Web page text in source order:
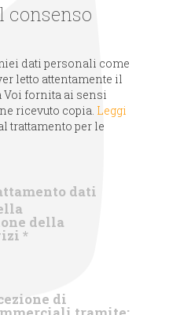
consenso
dati personali come
letto attentamente il
fornita ai sensi
ricevuto copia. Leggi
trattamento per le
dati
della
*
di